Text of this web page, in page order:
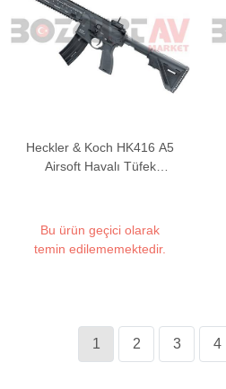
Heckler & Koch HK416 A5
Airsoft Havalı Tüfek
Bu ürün geçici olarak
temin edilememektedir.
1 2 3 4